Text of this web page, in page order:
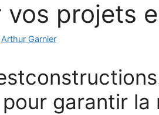
vos projets
Arthur Garnier
garantir la